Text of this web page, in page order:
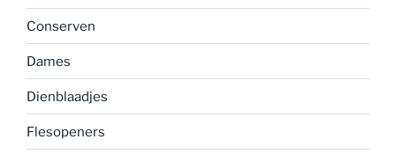
Conserven
Dames
Dienblaadjes
Flesopeners